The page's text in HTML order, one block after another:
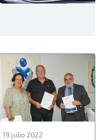
19 julio 2022